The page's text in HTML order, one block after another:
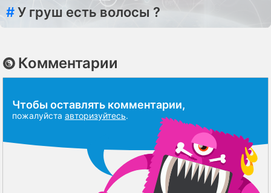
#У груш есть волосы ?
Комментарии
Чтобы оставлять комментарии,
пожалуйста авторизуйтесь.